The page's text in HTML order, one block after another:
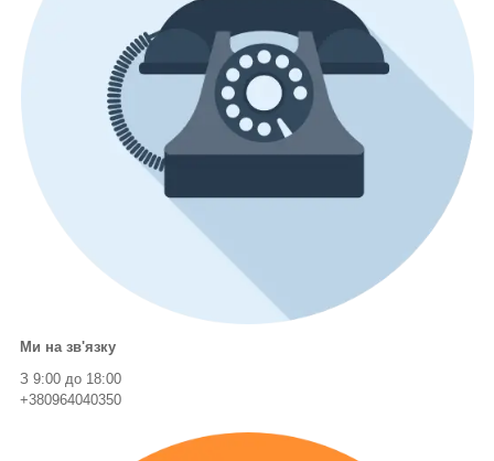
Ми на зв'язку
З 9:00 до 18:00
+380964040350